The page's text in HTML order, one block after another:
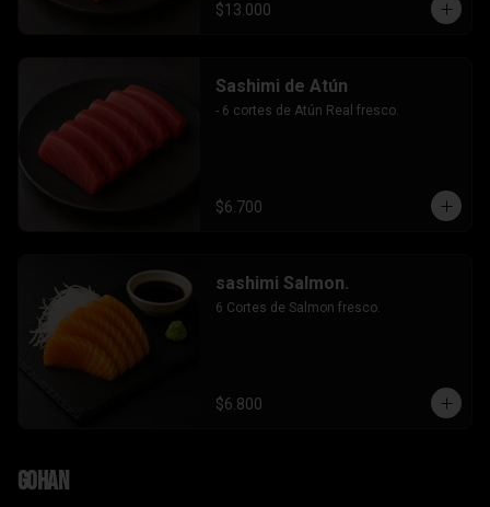
$13.000
Sashimi de Atún
- 6 cortes de Atún Real fresco.
$6.700
sashimi Salmon.
6 Cortes de Salmon fresco.
$6.800
Gohan